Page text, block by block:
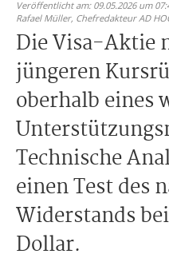
Veröffentlicht am: 09.05.2026 um
Rafael Müller, Chefredakteur AD
Die Visa-Aktie
jüngeren
oberhalb eines
Technische
einen Test des
Widerstands
Dollar.